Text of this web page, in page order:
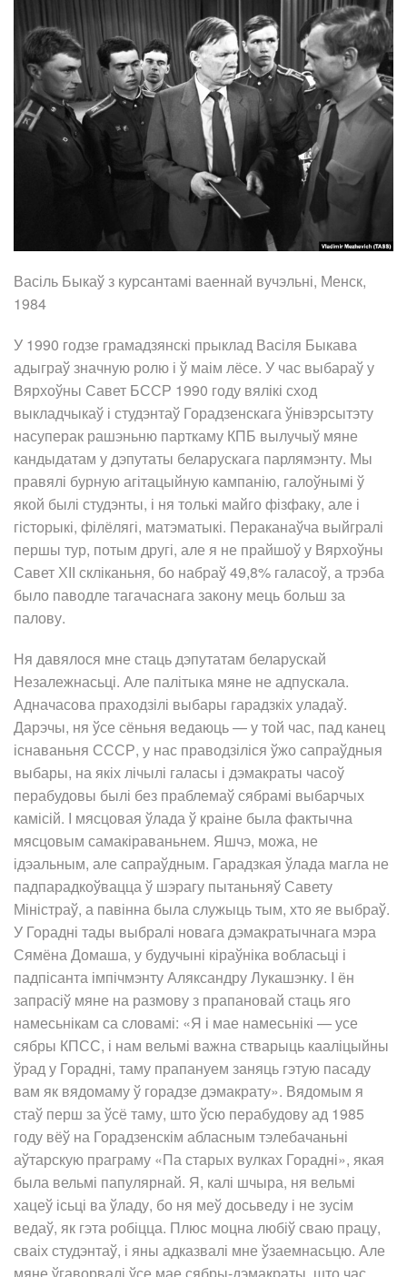
Васіль Быкаў з курсантамі ваеннай вучэльні, Менск,
1984
У 1990 годзе грамадзянскі прыклад Васіля Быкава
адыграў значную ролю і ў маім лёсе. У час выбараў у
Вярхоўны Савет БССР 1990 году вялікі сход
выкладчыкаў і студэнтаў Горадзенскага ўнівэрсытэту
насуперак рашэньню парткаму КПБ вылучыў мяне
кандыдатам у дэпутаты беларускага парлямэнту. Мы
правялі бурную агітацыйную кампанію, галоўнымі ў
якой былі студэнты, і ня толькі майго фізфаку, але і
гісторыкі, філёлягі, матэматыкі. Пераканаўча выйгралі
першы тур, потым другі, але я не прайшоў у Вярхоўны
Савет ХІІ скліканьня, бо набраў 49,8% галасоў, а трэба
было паводле тагачаснага закону мець больш за
палову.
Ня давялося мне стаць дэпутатам беларускай
Незалежнасьці. Але палітыка мяне не адпускала.
Адначасова праходзілі выбары гарадзкіх уладаў.
Дарэчы, ня ўсе сёньня ведаюць — у той час, пад канец
існаваньня СССР, у нас праводзіліся ўжо сапраўдныя
выбары, на якіх лічылі галасы і дэмакраты часоў
перабудовы былі без праблемаў сябрамі выбарчых
камісій. І мясцовая ўлада ў краіне была фактычна
мясцовым самакіраваньнем. Яшчэ, можа, не
ідэальным, але сапраўдным. Гарадзкая ўлада магла не
падпарадкоўвацца ў шэрагу пытаньняў Савету
Міністраў, а павінна была служыць тым, хто яе выбраў.
У Горадні тады выбралі новага дэмакратычнага мэра
Сямёна Домаша, у будучыні кіраўніка вобласьці і
падпісанта імпічмэнту Аляксандру Лукашэнку. І ён
запрасіў мяне на размову з прапановай стаць яго
намесьнікам са словамі: «Я і мае намесьнікі — усе
сябры КПСС, і нам вельмі важна стварыць кааліцыйны
ўрад у Горадні, таму прапануем заняць гэтую пасаду
вам як вядомаму ў горадзе дэмакрату». Вядомым я
стаў перш за ўсё таму, што ўсю перабудову ад 1985
году вёў на Горадзенскім абласным тэлебачаньні
аўтарскую праграму «Па старых вулках Горадні», якая
была вельмі папулярнай. Я, калі шчыра, ня вельмі
хацеў ісьці ва ўладу, бо ня меў досьведу і не зусім
ведаў, як гэта робіцца. Плюс моцна любіў сваю працу,
сваіх студэнтаў, і яны адказвалі мне ўзаемнасьцю. Але
мяне ўгаворвалі ўсе мае сябры-дэмакраты, што час